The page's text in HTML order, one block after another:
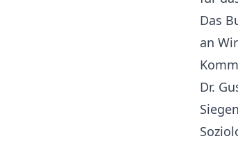
Das
an
Dr.